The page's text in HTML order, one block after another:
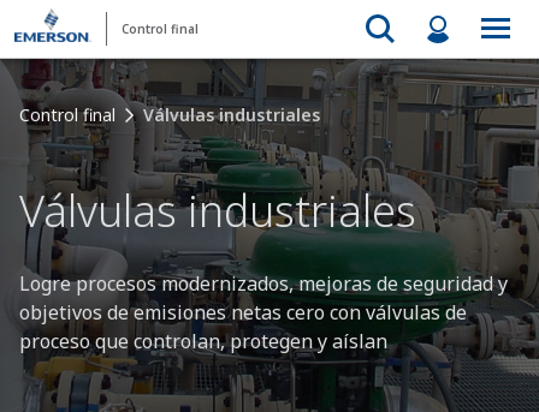
Control final
Control final Válvulas industriales
Válvulas industriales
Logre procesos modernizados, mejoras de seguridad y
objetivos de emisiones netas cero con válvulas de
proceso que controlan, protegen y aíslan